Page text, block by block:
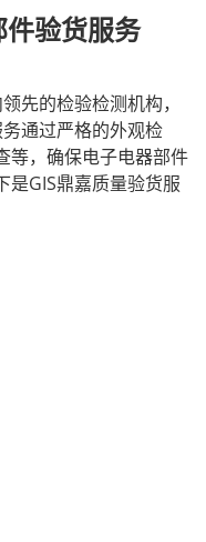
验货服务
先的检验检测机构，
通过严格的外观检
等，确保电子电器部件
是GIS鼎嘉质量验货服